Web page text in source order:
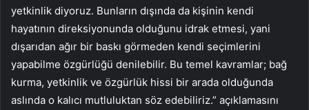
yetkinlik diyoruz. Bunların dışında da kişinin kendi
hayatının direksiyonunda olduğunu idrak etmesi, yani
dışarıdan ağır bir baskı görmeden kendi seçimlerini
yapabilme özgürlüğü denilebilir. Bu temel kavramlar; bağ
kurma, yetkinlik ve özgürlük hissi bir arada olduğunda
aslında o kalıcı mutluluktan söz edebiliriz.” açıklamasını